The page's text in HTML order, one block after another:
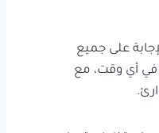
على جميع
في أي وقت، مع